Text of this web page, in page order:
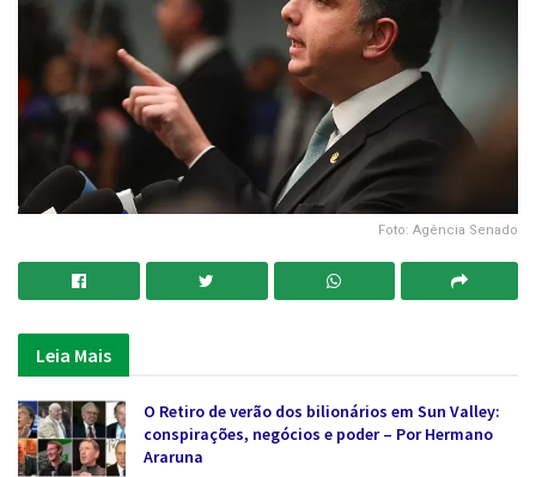
Foto: Agência Senado
Leia Mais
O Retiro de verão dos bilionários em Sun Valley:
conspirações, negócios e poder – Por Hermano
Araruna